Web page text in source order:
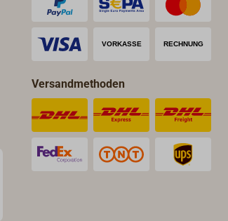
Versandmethoden